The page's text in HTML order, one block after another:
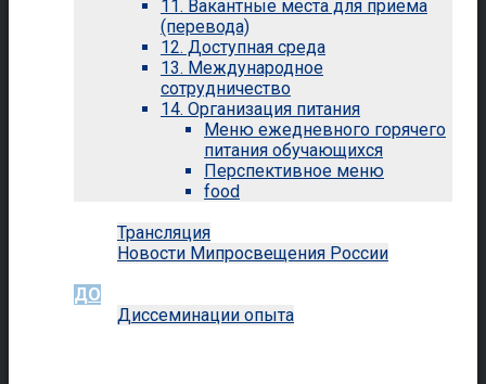
11. Вакантные места для приема
(перевода)
12. Доступная среда
13. Международное
сотрудничество
14. Организация питания
Меню ежедневного горячего
питания обучающихся
Перспективное меню
food
Трансляция
Новости Мипросвещения России
ДО
Диссеминации опыта